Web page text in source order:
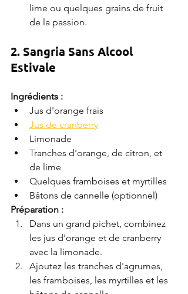
lime ou quelques grains de fruit
de la passion.
2. Sangria Sans Alcool
Estivale
Ingrédients :
Jus d'orange frais
Jus de cranberry
Limonade
Tranches d'orange, de citron, et
de lime
Quelques framboises et myrtilles
Bâtons de cannelle (optionnel)
Préparation :
Dans un grand pichet, combinez
les jus d'orange et de cranberry
avec la limonade.
Ajoutez les tranches d'agrumes,
les framboises, les myrtilles et les